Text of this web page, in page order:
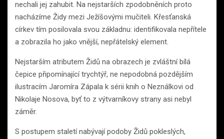
nechali jej zahubit. Na nejstarších zpodobněních proto
nacházíme Židy mezi Ježíšovými mučiteli. Křesťanská
církev tím posilovala svou základnu: identifikovala nepřítele
a zobrazila ho jako vnější, nepřátelský element.
Nejstarším atributem Židů na obrazech je zvláštní bílá
čepice připomínající trychtýř, ne nepodobná pozdějším
ilustracím Jaromíra Zápala k sérii knih o Neználkovi od
Nikolaje Nosova, byť to z výtvarníkovy strany asi nebyl
záměr.
S postupem staletí nabývají podoby Židů pokleslých,